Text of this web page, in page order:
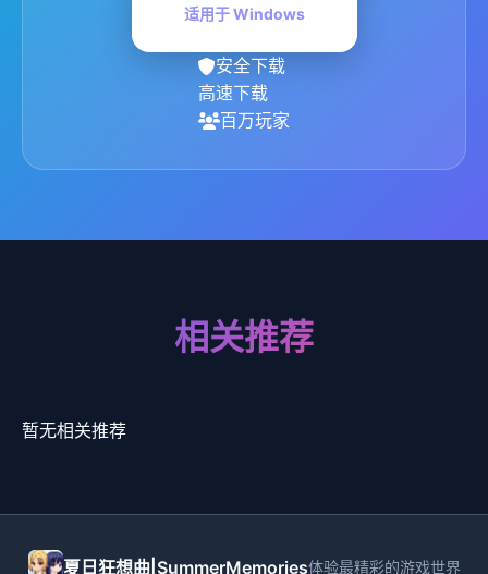
适用于 Windows
安全下载
高速下载
百万玩家
相关推荐
暂无相关推荐
夏日狂想曲|SummerMemories体验最精彩的游戏世界